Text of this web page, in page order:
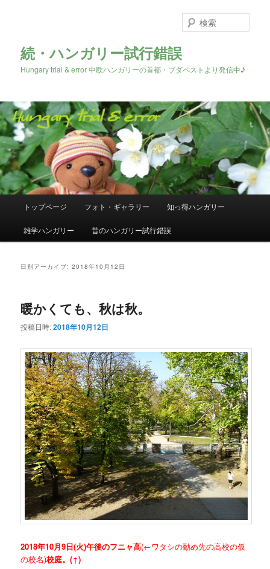
続・ハンガリー試行錯誤
Hungary trial & error 中欧ハンガリーの首都・ブダペストより発信中♪
索
メ
メ
イ
ン
ン
ツ
へ
移
動
サ
ブ
テ
ツ
へ
移
動
トップページ フォト・ギャラリー 知っ得ハンガリー
雑学ハンガリー 昔のハンガリー試行錯誤
日別アーカイブ:2018年10月12日
暖かくても、秋は秋。
投稿日時:2018年10月12日
2018年10月9日(火)午後のフニャ高(←ワタシの勤め先の高校の仮
の校名)校庭。(↑)